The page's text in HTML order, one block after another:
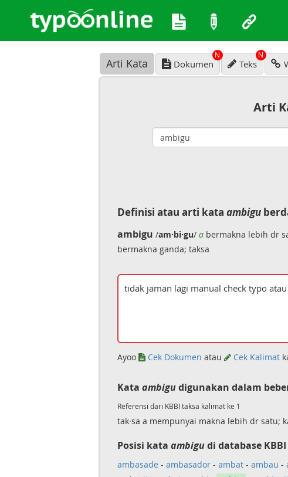
Arti Kata Dokumen
N
Teks
N
Arti
Definisi atau arti kata ambigu
ambigu /am·bi·gu/ abermakna lebih dr
bermakna ganda; taksa
Ayoo Cek Dokumen atau Cek Kalimat
Kata ambigudigunakan dalam
Referensi dari KBBI taksa kalimat ke 1
tak·sa a mempunyai makna lebih dr satu;
Posisi kata ambigudi database
ambasade - ambasador- ambat- ambau -